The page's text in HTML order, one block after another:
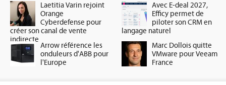
Laetitia Varin rejoint
Orange
Cyberdefense pour
créer son canal de vente
indirecte
Avec E-deal 2027,
Efficy permet de
piloter son CRM en
langage naturel
Arrow référence les
onduleurs d'ABB pour
l'Europe
Marc Dollois quitte
VMware pour Veeam
France